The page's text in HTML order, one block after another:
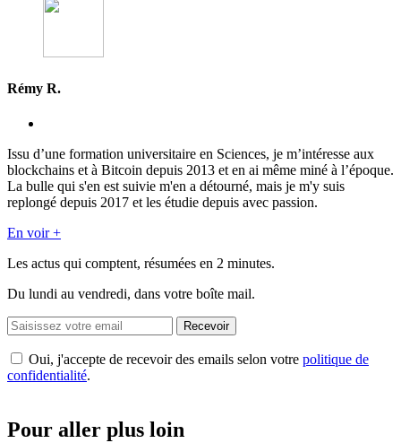
Rémy R.
Issu d’une formation universitaire en Sciences, je m’intéresse aux
blockchains et à Bitcoin depuis 2013 et en ai même miné à l’époque.
La bulle qui s'en est suivie m'en a détourné, mais je m'y suis
replongé depuis 2017 et les étudie depuis avec passion.
En voir +
Les actus qui comptent, résumées en 2 minutes.
Du lundi au vendredi, dans votre boîte mail.
Recevoir
Oui, j'accepte de recevoir des emails selon votre politique de
confidentialité.
Pour aller plus loin